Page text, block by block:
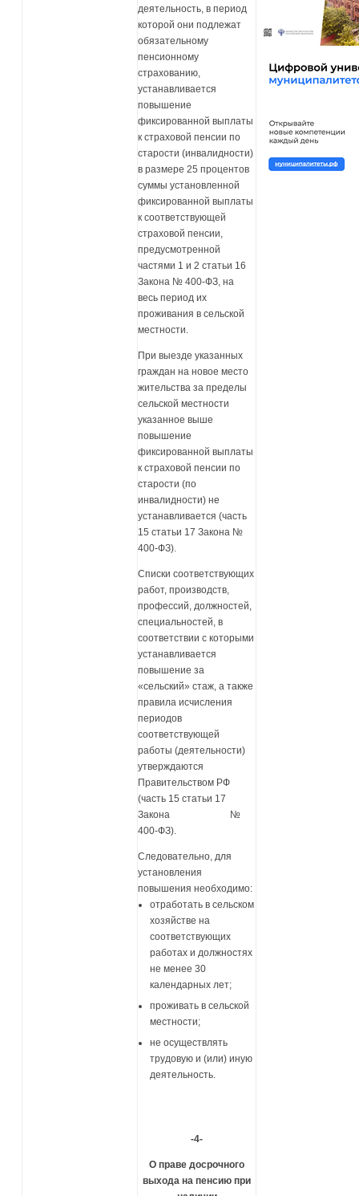
деятельность, в период
которой они подлежат
обязательному
пенсионному
страхованию,
устанавливается
повышение
фиксированной выплаты
к страховой пенсии по
старости (инвалидности)
в размере 25 процентов
суммы установленной
фиксированной выплаты
к соответствующей
страховой пенсии,
предусмотренной
частями 1 и 2 статьи 16
Закона № 400-ФЗ, на
весь период их
проживания в сельской
местности.
При выезде указанных
граждан на новое место
жительства за пределы
сельской местности
указанное выше
повышение
фиксированной выплаты
к страховой пенсии по
старости (по
инвалидности) не
устанавливается (часть
15 статьи 17 Закона №
400-ФЗ).
Списки соответствующих
работ, производств,
профессий, должностей,
специальностей, в
соответствии с которыми
устанавливается
повышение за
«сельский» стаж, а также
правила исчисления
периодов
соответствующей
работы (деятельности)
утверждаются
Правительством РФ
(часть 15 статьи 17
Закона №
400-ФЗ).
Следовательно, для
установления
повышения необходимо:
отработать в сельском
хозяйстве на
соответствующих
работах и должностях
не менее 30
календарных лет;
проживать в сельской
местности;
не осуществлять
трудовую и (или) иную
деятельность.
-4-
О праве досрочного
выхода на пенсию при